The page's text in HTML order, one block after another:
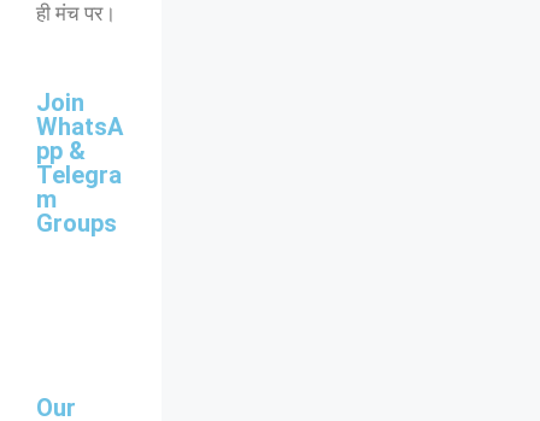
ही मंच पर।
Join
WhatsA
pp &
Telegra
m
Groups
Our